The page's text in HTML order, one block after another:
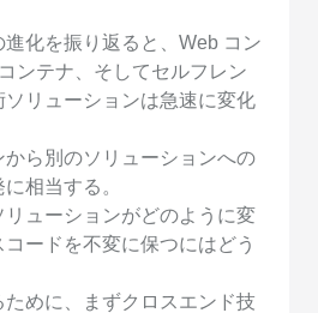
化を振り返ると、Web コン
ンテナ、そしてセルフレン
ソリューションは急速に変化
ら別のソリューションへの
相当する。
リューションがどのように変
ードを不変に保つにはどう
めに、まずクロスエンド技